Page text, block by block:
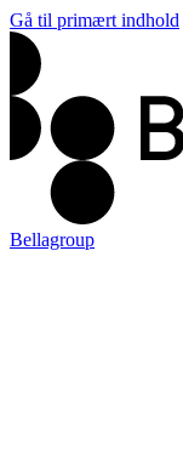
Gå til primært indhold
Bellagroup